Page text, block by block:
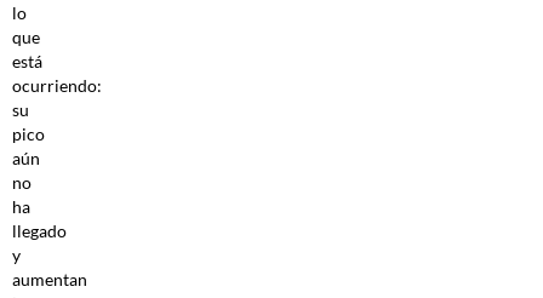
lo
que
está
ocurriendo:
su
pico
aún
no
ha
llegado
y
aumentan